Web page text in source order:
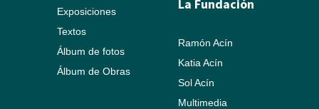
Exposiciones
Textos
Álbum de fotos
Álbum de Obras
La Fundación
Ramón Acín
Katia Acín
Sol Acín
Multimedia